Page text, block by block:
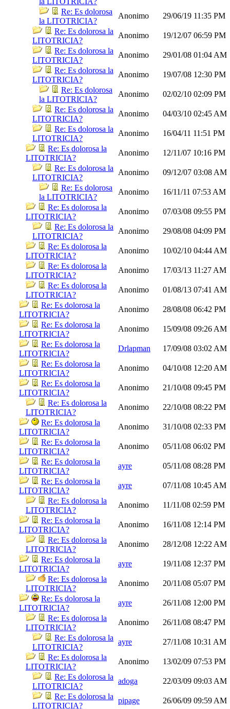
Re: Es dolorosa
la LITOTRICIA?
Anonimo 29/06/19 11:35 PM
Re: Es dolorosa la
LITOTRICIA?
Anonimo 19/12/07 06:59 PM
Re: Es dolorosa la
LITOTRICIA?
Anonimo 29/01/08 01:04 AM
Re: Es dolorosa la
LITOTRICIA?
Anonimo 19/07/08 12:30 PM
Re: Es dolorosa
la LITOTRICIA?
Anonimo 02/02/10 02:09 PM
Re: Es dolorosa la
LITOTRICIA?
Anonimo 04/03/10 02:45 AM
Re: Es dolorosa la
LITOTRICIA?
Anonimo 16/04/11 11:51 PM
Re: Es dolorosa la
LITOTRICIA?
Anonimo 12/11/07 10:16 PM
Re: Es dolorosa la
LITOTRICIA?
Anonimo 09/12/07 03:08 AM
Re: Es dolorosa
la LITOTRICIA?
Anonimo 16/11/11 07:53 AM
Re: Es dolorosa la
LITOTRICIA?
Anonimo 07/03/08 09:55 PM
Re: Es dolorosa la
LITOTRICIA?
Anonimo 29/08/08 04:09 PM
Re: Es dolorosa la
LITOTRICIA?
Anonimo 10/02/10 04:44 AM
Re: Es dolorosa la
LITOTRICIA?
Anonimo 17/03/13 11:27 AM
Re: Es dolorosa la
LITOTRICIA?
Anonimo 01/08/13 07:41 AM
Re: Es dolorosa la
LITOTRICIA?
Anonimo 28/08/08 06:42 PM
Re: Es dolorosa la
LITOTRICIA?
Anonimo 15/09/08 09:26 AM
Re: Es dolorosa la
LITOTRICIA?
Drlapman 17/09/08 03:02 AM
Re: Es dolorosa la
LITOTRICIA?
Anonimo 04/10/08 12:20 AM
Re: Es dolorosa la
LITOTRICIA?
Anonimo 21/10/08 09:45 PM
Re: Es dolorosa la
LITOTRICIA?
Anonimo 22/10/08 08:22 PM
Re: Es dolorosa la
LITOTRICIA?
Anonimo 31/10/08 02:33 PM
Re: Es dolorosa la
LITOTRICIA?
Anonimo 05/11/08 06:02 PM
Re: Es dolorosa la
LITOTRICIA?
ayre 05/11/08 08:28 PM
Re: Es dolorosa la
LITOTRICIA?
ayre 07/11/08 10:45 AM
Re: Es dolorosa la
LITOTRICIA?
Anonimo 11/11/08 02:59 PM
Re: Es dolorosa la
LITOTRICIA?
Anonimo 16/11/08 12:14 PM
Re: Es dolorosa la
LITOTRICIA?
Anonimo 28/12/08 12:22 AM
Re: Es dolorosa la
LITOTRICIA?
ayre 19/11/08 12:37 PM
Re: Es dolorosa la
LITOTRICIA?
Anonimo 20/11/08 05:07 PM
Re: Es dolorosa la
LITOTRICIA?
ayre 26/11/08 12:00 PM
Re: Es dolorosa la
LITOTRICIA?
Anonimo 26/11/08 08:47 PM
Re: Es dolorosa la
LITOTRICIA?
ayre 27/11/08 10:31 AM
Re: Es dolorosa la
LITOTRICIA?
Anonimo 13/02/09 07:53 PM
Re: Es dolorosa la
LITOTRICIA?
adoga 22/03/09 09:03 AM
Re: Es dolorosa la
LITOTRICIA?
pipage 26/06/09 09:59 AM